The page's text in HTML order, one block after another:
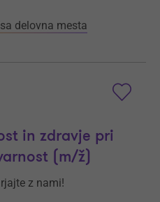
delovna mesta
in zdravje pri
(m/ž)
z nami!